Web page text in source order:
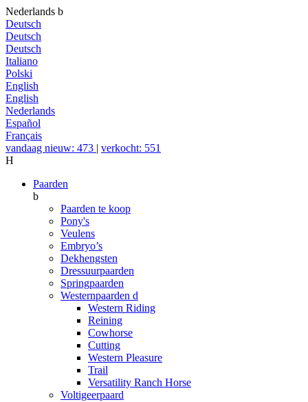
Nederlands b
Deutsch
Deutsch
Deutsch
Italiano
Polski
English
English
Nederlands
Español
Français
vandaag nieuw: 473 | verkocht: 551
H
Paarden
b
Paarden te koop
Pony's
Veulens
Embryo’s
Dekhengsten
Dressuurpaarden
Springpaarden
Westernpaarden d
Western Riding
Reining
Cowhorse
Cutting
Western Pleasure
Trail
Versatility Ranch Horse
Voltigeerpaard